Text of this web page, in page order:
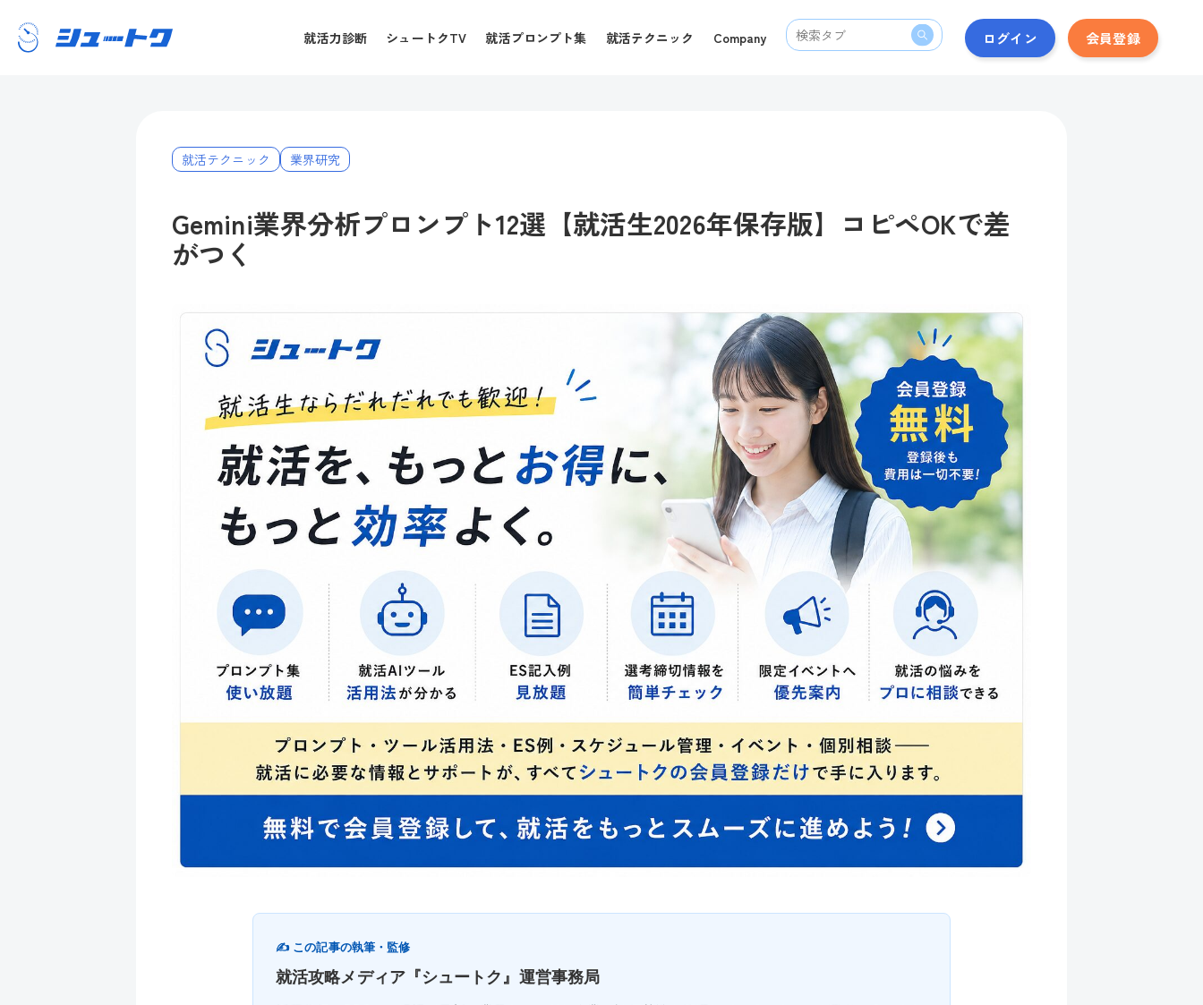
就活力診断 シュートクTV 就活プロンプト集 就活テクニック Company ログイン 会員登録
就活テクニック 業界研究
Gemini業界分析プロンプト12選【就活生2026年保存版】コピペOKで差
がつく
✍️ この記事の執筆・監修
就活攻略メディア『シュートク』運営事務局